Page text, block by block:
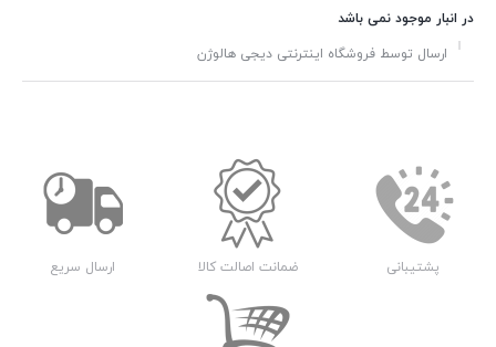
در انبار موجود نمی باشد
ارسال توسط فروشگاه اینترنتی دیجی هالوژن
پشتیبانی ضمانت اصالت کالا ارسال سریع